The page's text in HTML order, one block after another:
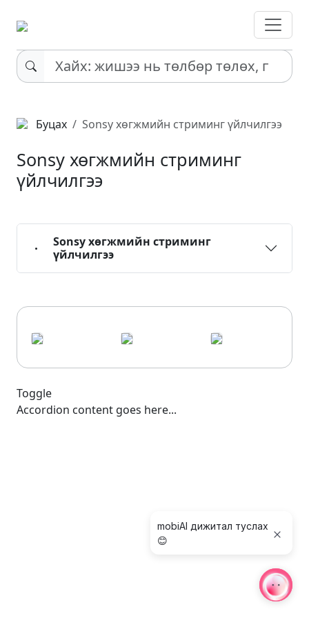
Буцах Sonsy хөгжмийн стриминг үйлчилгээ
Sonsy хөгжмийн стриминг
үйлчилгээ
Sonsy хөгжмийн стриминг
үйлчилгээ
Toggle
Accordion content goes here...
mobiAI дижитал туслах
😊